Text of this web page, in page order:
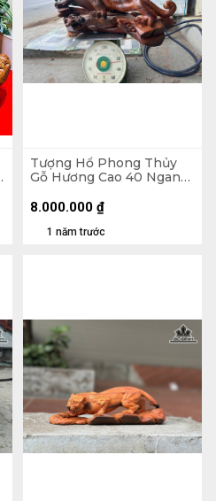
Tượng Hổ Phong Thủy
Gỗ Hương Cao 40 Ngang
1 năm trước
8.000.000 ₫